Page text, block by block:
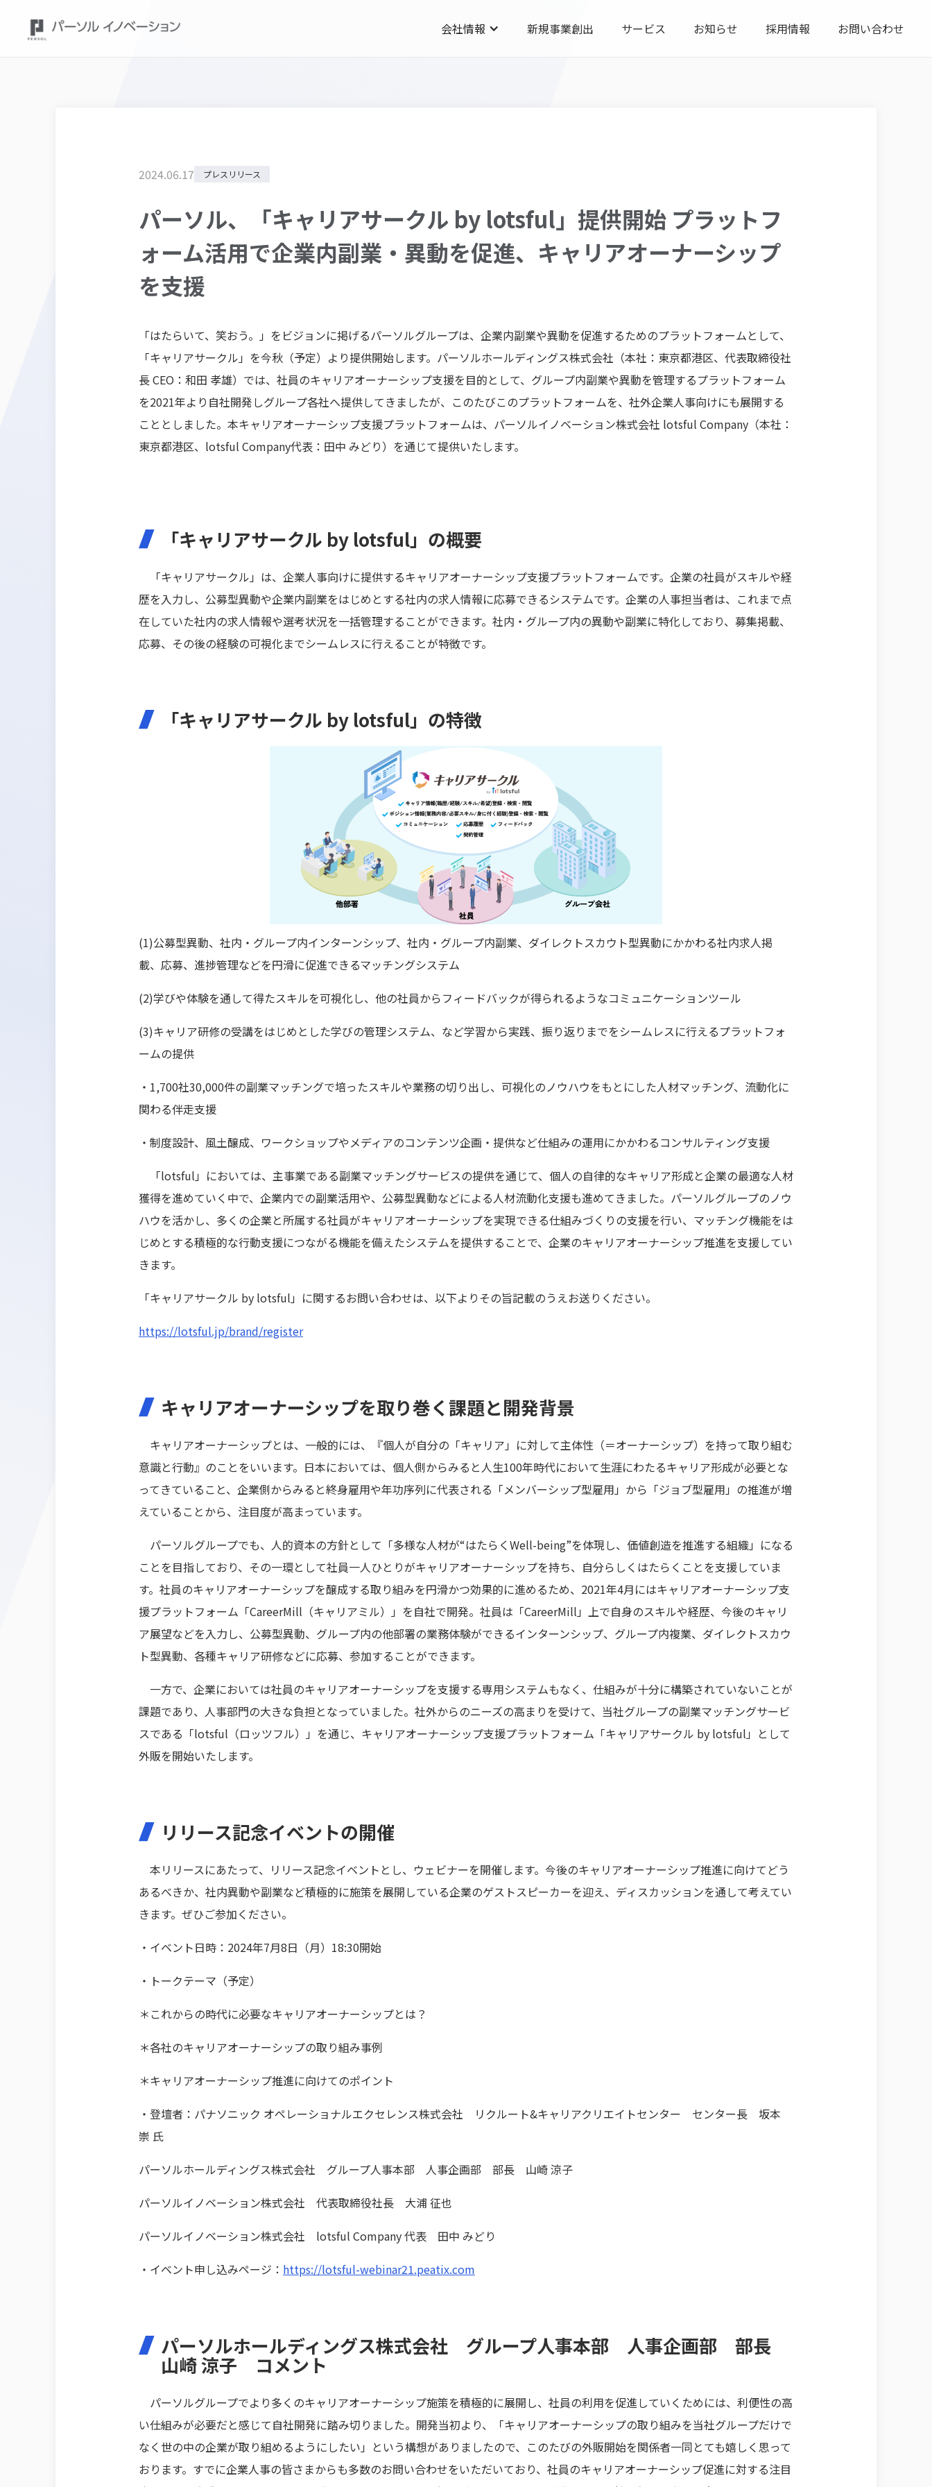
会社情報 新規事業創出 サービス お知らせ 採用情報 お問い合わせ
2024.06.17 プレスリリース
パーソル、「キャリアサークル by lotsful」提供開始 プラットフ
ォーム活用で企業内副業・異動を促進、キャリアオーナーシップ
を支援
「はたらいて、笑おう。」をビジョンに掲げるパーソルグループは、企業内副業や異動を促進するためのプラットフォームとして、
「キャリアサークル」を今秋（予定）より提供開始します。パーソルホールディングス株式会社（本社：東京都港区、代表取締役社
長 CEO：和田 孝雄）では、社員のキャリアオーナーシップ支援を目的として、グループ内副業や異動を管理するプラットフォーム
を2021年より自社開発しグループ各社へ提供してきましたが、このたびこのプラットフォームを、社外企業人事向けにも展開する
こととしました。本キャリアオーナーシップ支援プラットフォームは、パーソルイノベーション株式会社 lotsful Company（本社：
東京都港区、lotsful Company代表：田中 みどり）を通じて提供いたします。
「キャリアサークル by lotsful」の概要
「キャリアサークル」は、企業人事向けに提供するキャリアオーナーシップ支援プラットフォームです。企業の社員がスキルや経
歴を入力し、公募型異動や企業内副業をはじめとする社内の求人情報に応募できるシステムです。企業の人事担当者は、これまで点
在していた社内の求人情報や選考状況を一括管理することができます。社内・グループ内の異動や副業に特化しており、募集掲載、
応募、その後の経験の可視化までシームレスに行えることが特徴です。
「キャリアサークル by lotsful」の特徴
(1)公募型異動、社内・グループ内インターンシップ、社内・グループ内副業、ダイレクトスカウト型異動にかかわる社内求人掲
載、応募、進捗管理などを円滑に促進できるマッチングシステム
(2)学びや体験を通して得たスキルを可視化し、他の社員からフィードバックが得られるようなコミュニケーションツール
(3)キャリア研修の受講をはじめとした学びの管理システム、など学習から実践、振り返りまでをシームレスに行えるプラットフォ
ームの提供
・1,700社30,000件の副業マッチングで培ったスキルや業務の切り出し、可視化のノウハウをもとにした人材マッチング、流動化に
関わる伴走支援
・制度設計、風土醸成、ワークショップやメディアのコンテンツ企画・提供など仕組みの運用にかかわるコンサルティング支援
「lotsful」においては、主事業である副業マッチングサービスの提供を通じて、個人の自律的なキャリア形成と企業の最適な人材
獲得を進めていく中で、企業内での副業活用や、公募型異動などによる人材流動化支援も進めてきました。パーソルグループのノウ
ハウを活かし、多くの企業と所属する社員がキャリアオーナーシップを実現できる仕組みづくりの支援を行い、マッチング機能をは
じめとする積極的な行動支援につながる機能を備えたシステムを提供することで、企業のキャリアオーナーシップ推進を支援してい
きます。
「キャリアサークル by lotsful」に関するお問い合わせは、以下よりその旨記載のうえお送りください。
https://lotsful.jp/brand/register
キャリアオーナーシップを取り巻く課題と開発背景
キャリアオーナーシップとは、一般的には、『個人が自分の「キャリア」に対して主体性（＝オーナーシップ）を持って取り組む
意識と行動』のことをいいます。日本においては、個人側からみると人生100年時代において生涯にわたるキャリア形成が必要とな
ってきていること、企業側からみると終身雇用や年功序列に代表される「メンバーシップ型雇用」から「ジョブ型雇用」の推進が増
えていることから、注目度が高まっています。
パーソルグループでも、人的資本の方針として「多様な人材が“はたらくWell-being”を体現し、価値創造を推進する組織」になる
ことを目指しており、その一環として社員一人ひとりがキャリアオーナーシップを持ち、自分らしくはたらくことを支援していま
す。社員のキャリアオーナーシップを醸成する取り組みを円滑かつ効果的に進めるため、2021年4月にはキャリアオーナーシップ支
援プラットフォーム「CareerMill（キャリアミル）」を自社で開発。社員は「CareerMill」上で自身のスキルや経歴、今後のキャリ
ア展望などを入力し、公募型異動、グループ内の他部署の業務体験ができるインターンシップ、グループ内複業、ダイレクトスカウ
ト型異動、各種キャリア研修などに応募、参加することができます。
一方で、企業においては社員のキャリアオーナーシップを支援する専用システムもなく、仕組みが十分に構築されていないことが
課題であり、人事部門の大きな負担となっていました。社外からのニーズの高まりを受けて、当社グループの副業マッチングサービ
スである「lotsful（ロッツフル）」を通じ、キャリアオーナーシップ支援プラットフォーム「キャリアサークル by lotsful」として
外販を開始いたします。
リリース記念イベントの開催
本リリースにあたって、リリース記念イベントとし、ウェビナーを開催します。今後のキャリアオーナーシップ推進に向けてどう
あるべきか、社内異動や副業など積極的に施策を展開している企業のゲストスピーカーを迎え、ディスカッションを通して考えてい
きます。ぜひご参加ください。
・イベント日時：2024年7月8日（月）18:30開始
・トークテーマ（予定）
＊これからの時代に必要なキャリアオーナーシップとは？
＊各社のキャリアオーナーシップの取り組み事例
＊キャリアオーナーシップ推進に向けてのポイント
・登壇者：パナソニック オペレーショナルエクセレンス株式会社 リクルート&キャリアクリエイトセンター センター長 坂本
崇 氏
パーソルホールディングス株式会社 グループ人事本部 人事企画部 部長 山崎 涼子
パーソルイノベーション株式会社 代表取締役社長 大浦 征也
パーソルイノベーション株式会社 lotsful Company 代表 田中 みどり
・イベント申し込みページ： https://lotsful-webinar21.peatix.com
パーソルホールディングス株式会社 グループ人事本部 人事企画部 部長
山崎 涼子 コメント
パーソルグループでより多くのキャリアオーナーシップ施策を積極的に展開し、社員の利用を促進していくためには、利便性の高
い仕組みが必要だと感じて自社開発に踏み切りました。開発当初より、「キャリアオーナーシップの取り組みを当社グループだけで
なく世の中の企業が取り組めるようにしたい」という構想がありましたので、このたびの外販開始を関係者一同とても嬉しく思って
おります。すでに企業人事の皆さまからも多数のお問い合わせをいただいており、社員のキャリアオーナーシップ促進に対する注目